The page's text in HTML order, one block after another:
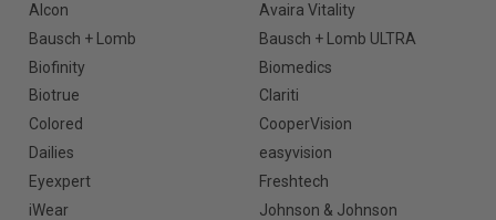
Alcon
Avaira Vitality
Bausch + Lomb
Bausch + Lomb ULTRA
Biofinity
Biomedics
Biotrue
Clariti
Colored
CooperVision
Dailies
easyvision
Eyexpert
Freshtech
iWear
Johnson & Johnson